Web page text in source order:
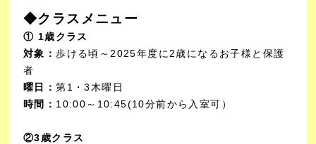
◆クラスメニュー
① 1歳クラス
対象：歩ける頃～2025年度に2歳になるお子様と保護
者
曜日：第1・3木曜日
時間： 10:00～10:45(10分前から入室可）
②3歳クラス